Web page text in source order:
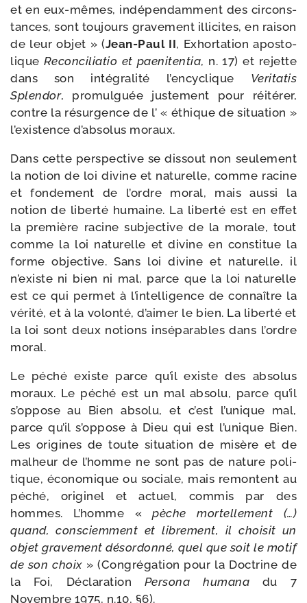
et en eux-​mêmes, indé­pen­dam­ment des cir­cons­
tances, sont tou­jours gra­ve­ment illi­cites, en rai­son
de leur objet » (Jean-​Paul II, Exhortation apos­to­
lique Reconciliatio et pae­ni­ten­tia, n. 17) et rejette
dans son inté­gra­li­té l’encyclique Veritatis
Splendor, pro­mul­guée jus­te­ment pour réité­rer,
contre la résur­gence de l’ « éthique de situa­tion »
l’existence d’absolus moraux.
Dans cette pers­pec­tive se dis­sout non seule­ment
la notion de loi divine et natu­relle, comme racine
et fon­de­ment de l’ordre moral, mais aus­si la
notion de liber­té humaine. La liber­té est en effet
la pre­mière racine sub­jec­tive de la morale, tout
comme la loi natu­relle et divine en consti­tue la
forme objec­tive. Sans loi divine et natu­relle, il
n’existe ni bien ni mal, parce que la loi natu­relle
est ce qui per­met à l’intelligence de connaître la
véri­té, et à la volon­té, d’aimer le bien. La liber­té et
la loi sont deux notions insé­pa­rables dans l’ordre
moral.
Le péché existe parce qu’il existe des abso­lus
moraux. Le péché est un mal abso­lu, parce qu’il
s’oppose au Bien abso­lu, et c’est l’unique mal,
parce qu’il s’oppose à Dieu qui est l’unique Bien.
Les ori­gines de toute situa­tion de misère et de
mal­heur de l’homme ne sont pas de nature poli­
tique, éco­no­mique ou sociale, mais remontent au
péché, ori­gi­nel et actuel, com­mis par des
hommes. L’homme «pèche mor­tel­le­ment (…)
quand, consciem­ment et libre­ment, il choi­sit un
objet gra­ve­ment désor­don­né, quel que soit le motif
de son choix» (Congrégation pour la Doctrine de
la Foi, Déclaration Persona huma­na du 7
Novembre 1975, n.10, §6).